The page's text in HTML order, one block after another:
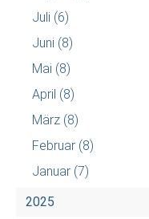
Juli (6)
Juni (8)
Mai (8)
April (8)
März (8)
Februar (8)
Januar (7)
2025